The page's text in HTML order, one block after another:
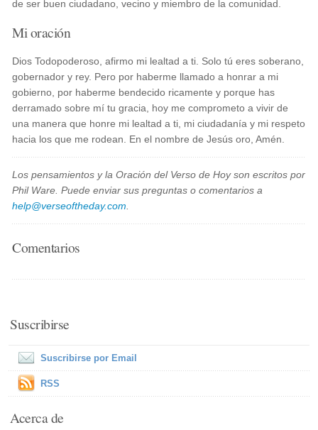
de ser buen ciudadano, vecino y miembro de la comunidad.
Mi oración
Dios Todopoderoso, afirmo mi lealtad a ti. Solo tú eres soberano,
gobernador y rey. Pero por haberme llamado a honrar a mi
gobierno, por haberme bendecido ricamente y porque has
derramado sobre mí tu gracia, hoy me comprometo a vivir de
una manera que honre mi lealtad a ti, mi ciudadanía y mi respeto
hacia los que me rodean. En el nombre de Jesús oro, Amén.
Los pensamientos y la Oración del Verso de Hoy son escritos por
Phil Ware. Puede enviar sus preguntas o comentarios a
help@verseoftheday.com
Comentarios
Suscribirse
Suscribirse por Email
RSS
Acerca de